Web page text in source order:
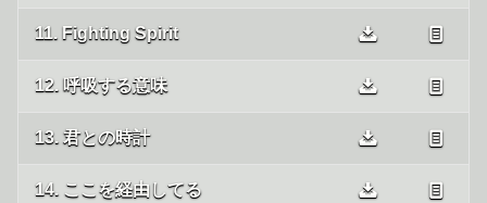
11. Fighting Spirit
12. 呼吸する意味
13. 君との時計
14. ここを経由してる